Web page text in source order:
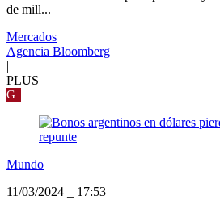
de mill...
Mercados
Agencia Bloomberg
|
PLUS
G
Mundo
11/03/2024
17:53